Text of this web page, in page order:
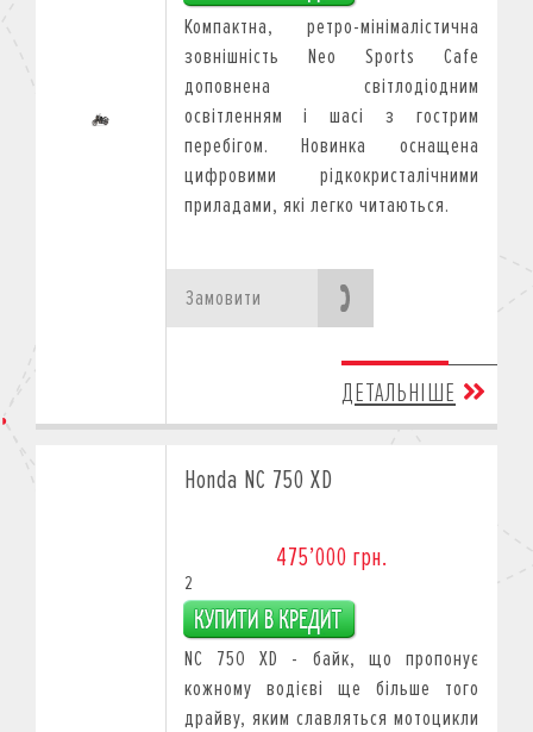
Компактна, ретро-мінімалістична
зовнішність Neo Sports Cafe
доповнена світлодіодним
освітленням і шасі з гострим
перебігом. Новинка оснащена
цифровими рідкокристалічними
приладами, які легко читаються.
Замовити
ДЕТАЛЬНІШЕ
Honda NC 750 XD
475’000 грн.
2
NC 750 XD - байк, що пропонує
кожному водієві ще більше того
драйву, яким славляться мотоцикли